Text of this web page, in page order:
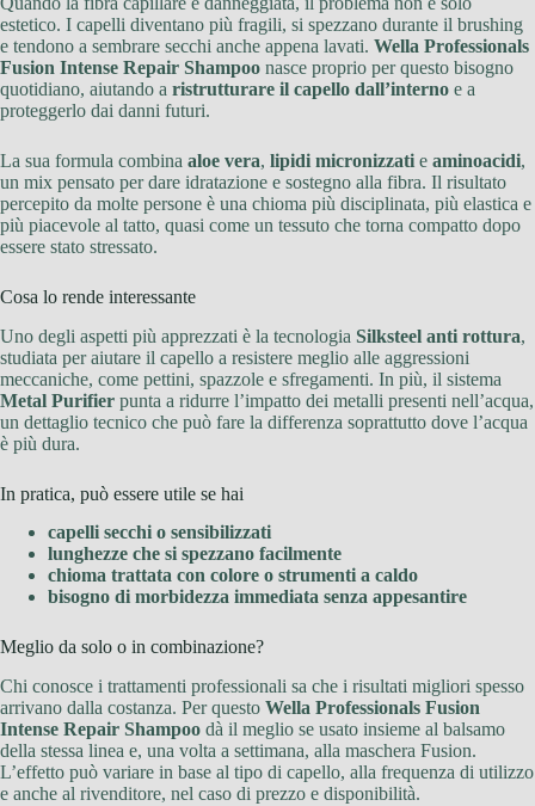
estetico. I capelli diventano più fragili, si spezzano durante il brushing
e tendono a sembrare secchi anche appena lavati. Wella Professionals
Fusion Intense Repair Shampoo nasce proprio per questo bisogno
quotidiano, aiutando a ristrutturare il capello dall’interno e a
proteggerlo dai danni futuri.
La sua formula combina aloe vera, lipidi micronizzati e aminoacidi,
un mix pensato per dare idratazione e sostegno alla fibra. Il risultato
percepito da molte persone è una chioma più disciplinata, più elastica e
più piacevole al tatto, quasi come un tessuto che torna compatto dopo
essere stato stressato.
Cosa lo rende interessante
Uno degli aspetti più apprezzati è la tecnologia Silksteel anti rottura,
studiata per aiutare il capello a resistere meglio alle aggressioni
meccaniche, come pettini, spazzole e sfregamenti. In più, il sistema
Metal Purifier punta a ridurre l’impatto dei metalli presenti nell’acqua,
un dettaglio tecnico che può fare la differenza soprattutto dove l’acqua
è più dura.
In pratica, può essere utile se hai
capelli secchi o sensibilizzati
lunghezze che si spezzano facilmente
chioma trattata con colore o strumenti a caldo
bisogno di morbidezza immediata senza appesantire
Meglio da solo o in combinazione?
Chi conosce i trattamenti professionali sa che i risultati migliori spesso
arrivano dalla costanza. Per questo Wella Professionals Fusion
Intense Repair Shampoo dà il meglio se usato insieme al balsamo
della stessa linea e, una volta a settimana, alla maschera Fusion.
L’effetto può variare in base al tipo di capello, alla frequenza di utilizzo
e anche al rivenditore, nel caso di prezzo e disponibilità.